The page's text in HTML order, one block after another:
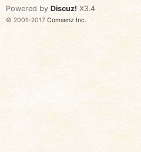
Powered by Discuz! X3.4
© 2001-2017 Comsenz Inc.